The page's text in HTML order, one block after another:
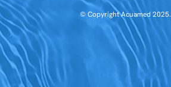
© Copyright Acuamed 2025.